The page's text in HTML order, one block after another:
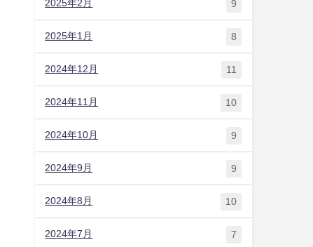
2025年2月 9
2025年1月 8
2024年12月 11
2024年11月 10
2024年10月 9
2024年9月 9
2024年8月 10
2024年7月 7